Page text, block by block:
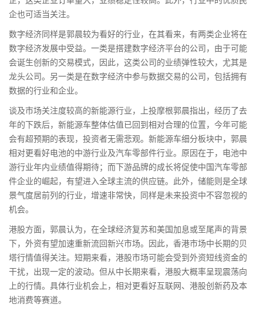
企也可适当关注。
数字经济同样是郭晨较为看好的行业，在其看来，有两类企业将在
数字经济发展中受益。一类是搭建数字经济平台的公司，由于可能
会诞生创新的交易模式，因此，这类公司的业绩弹性较大，尤其是
龙头公司。另一类是在数字经济中参与数据交易的公司，包括拥有
数据的行业和企业。
谈及市场关注度较高的新能源行业，上投摩根郭晨指出，经历了去
年的下跌后，新能源车整体估值已回到相对合理的位置，今年可能
会有超预期的表现，投资者无需悲观。新能源车细分板块中，郭晨
相对更看好电池的中游行业及汽车零部件行业。原因在于，电池中
游行业年内业绩值得期待；而下游品牌的成长将促使中国汽车零部
件企业的崛起，有望进入全球主流的供应链。此外，储能则是全球
景气度居前列的行业，增速非常快，同样是未来投资中不容忽视的
机会。
港股方面，郭晨认为，在全球经济复苏和美国加息或至尾声的背景
下，外资有望加速重新流回新兴市场。因此，香港市场中长期的贝
塔行情值得关注。短期来看，港股市场可能会受到外资短线资金的
干扰，出现一定的波动。但从中长期来看，港股大概率呈现震荡向
上的行情。具体行业机会上，相对更看好互联网、港股创新药及本
地消费等赛道。